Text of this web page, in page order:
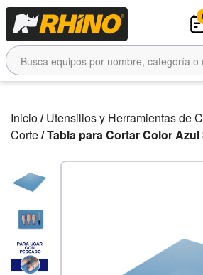
Inicio/Utensilios y Herramientas de
Corte/ Tabla para Cortar Color Azul